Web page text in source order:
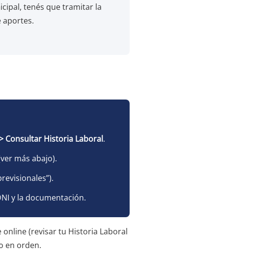
tenés que tramitar la
aportes.
Consultar Historia Laboral.
más abajo).
y la documentación.
(revisar tu Historia Laboral
en orden.